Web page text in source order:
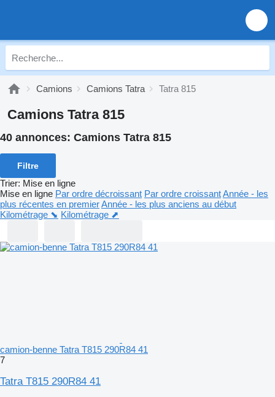
Camions Camions Tatra Tatra 815
Camions Tatra 815
40 annonces: Camions Tatra 815
Filtre
Trier: Mise en ligne
Mise en ligne Par ordre décroissant Par ordre croissantAnnée - les
plus récentes en premierAnnée - les plus anciens au début
Kilométrage ⬊ Kilométrage ⬈
camion-benne Tatra T815 290R84 41
7
Tatra T815 290R84 41